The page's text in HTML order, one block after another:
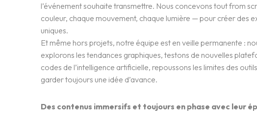
l’événement souhaite transmettre. Nous concevons tout from
couleur, chaque mouvement, chaque lumière — pour créer des
uniques.
Et même hors projets, notre équipe est en veille permanente :
explorons les tendances graphiques, testons de nouvelles
codes de l’intelligence artificielle, repoussons les limites des
garder toujours une idée d’avance.
Des contenus immersifs et toujours en phase avec leur